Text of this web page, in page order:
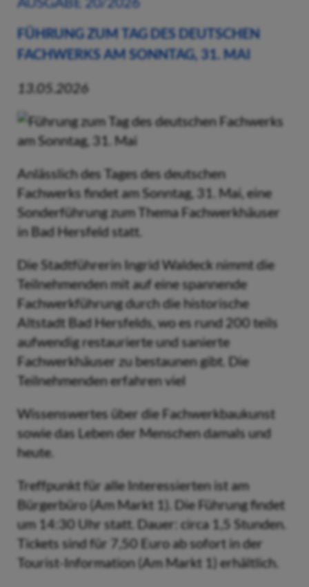
FÜHRUNG ZUM TAG DES DEUTSCHEN
FACHWERKS AM SONNTAG, 31. MAI
13.05.2026
Anlässlich des Tages des deutschen
Fachwerks findet am Sonntag, 31. Mai, eine
Sonderführung zum Thema Fachwerkhäuser
in Bad Hersfeld statt.
Die Stadtführerin Ingrid Waldeck nimmt die
Teilnehmenden mit auf eine spannende
Fachwerkführung durch die historische
Altstadt Bad Hersfelds, wo es rund 200 teils
aufwendig restaurierte und sanierte
Fachwerkhäuser zu bestaunen gibt. Die
Teilnehmenden erfahren viel
Wissenswertes über die Fachwerkbaukunst
sowie das Leben der Menschen damals und
heute.
Treffpunkt für alle Interessierten ist am
Bürgerbüro (Am Markt 1). Die Führung findet
um 14:30 Uhr statt. Dauer: circa 1,5 Stunden.
Tickets sind für 7,50 Euro ab sofort in der
Tourist-Information (Am Markt 1) erhältlich.